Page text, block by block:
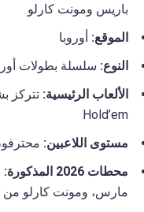
باريس ومونت كارلو
الموقع: أوروبا
النوع: سلسلة بطولات
الألعاب الرئيسية:
Hold’em
مستوى اللاعبين:
محطات 2026 المذكورة:
مارس، ومونت كارلو من 30 أبريل إلى 10 مايو